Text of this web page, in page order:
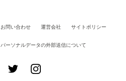
お問い合わせ 運営会社 サイトポリシー
パーソナルデータの外部送信について